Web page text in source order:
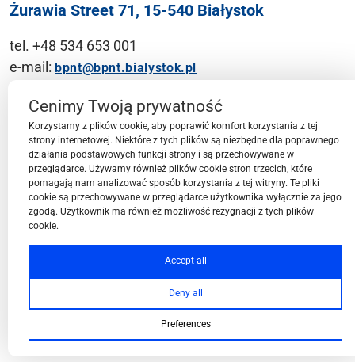
Żurawia Street 71, 15-540 Białystok
tel. +48 534 653 001
e-mail: bpnt@bpnt.bialystok.pl
Contact
BPN-T Area
BPN-T Offer
Cenimy Twoją prywatność
Korzystamy z plików cookie, aby poprawić komfort korzystania z tej
strony internetowej. Niektóre z tych plików są niezbędne dla poprawnego
działania podstawowych funkcji strony i są przechowywane w
przeglądarce. Używamy również plików cookie stron trzecich, które
pomagają nam analizować sposób korzystania z tej witryny. Te pliki
cookie są przechowywane w przeglądarce użytkownika wyłącznie za jego
zgodą. Użytkownik ma również możliwość rezygnacji z tych plików
cookie.
Accept all
Deny all
Preferences